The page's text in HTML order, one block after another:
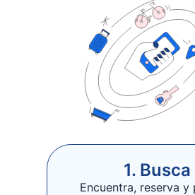
1. Busca
Encuentra, reserva y